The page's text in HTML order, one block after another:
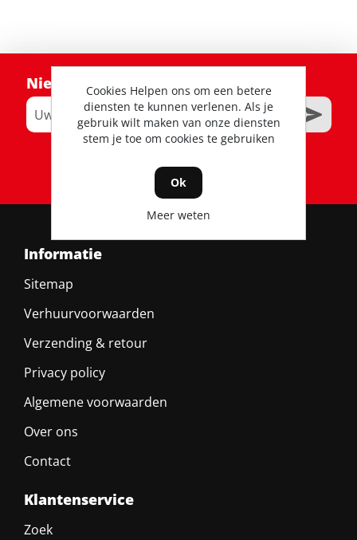
Nieuwsbrief
RSS
Informatie
Sitemap
Verhuurvoorwaarden
Verzending & retour
Privacy policy
Algemene voorwaarden
Over ons
Contact
Klantenservice
Zoek
Cookies Helpen ons om een betere
diensten te kunnen verlenen. Als je
gebruik wilt maken van onze diensten
stem je toe om cookies te gebruiken
Ok
Meer weten